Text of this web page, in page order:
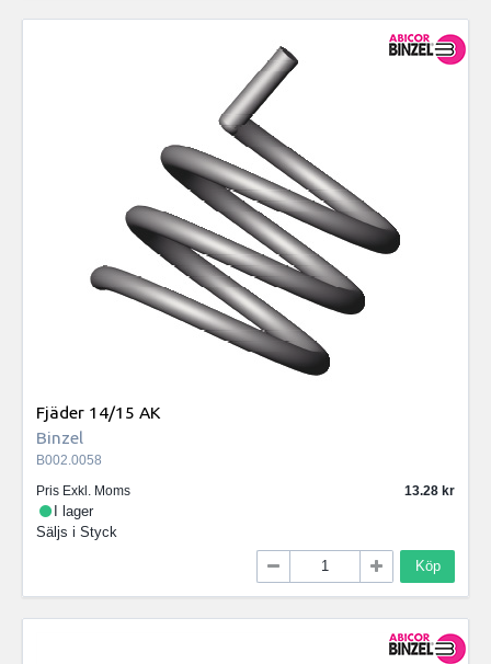
Fjäder 14/15 AK
Binzel
B002.0058
Pris Exkl. Moms
13.28
I lager
Säljs i Styck
Köp